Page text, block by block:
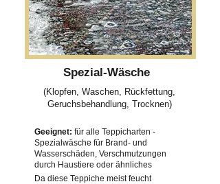
Spezial-Wäsche
(Klopfen, Waschen, Rückfettung,
Geruchsbehandlung, Trocknen)
Geeignet: für alle Teppicharten -
Spezialwäsche für Brand- und
Wasserschäden, Verschmutzungen
durch Haustiere oder ähnliches
Da diese Teppiche meist feucht